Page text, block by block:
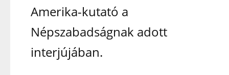
Amerika-kutató a
Népszabadságnak adott
interjújában.